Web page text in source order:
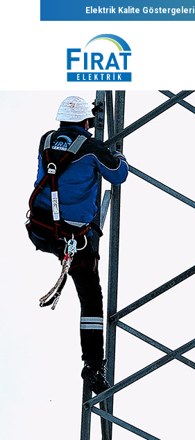
Elektrik Kalite Göstergeleri